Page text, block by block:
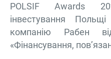
POLSIF Awards
інвестування
компанію Рабен
«Фінансування,